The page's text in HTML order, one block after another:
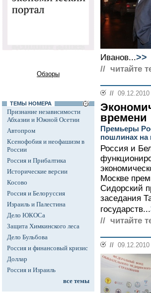
Обзоры
ТЕМЫ НОМЕРА
Признание независимости
Абхазии и Южной Осетии
Автопром
Ксенофобия и неофашизм в
России
Россия и Прибалтика
Исторические версии
Косово
Россия и Белоруссия
Израиль и Палестина
Дело ЮКОСа
Защита Химкинского леса
Дело Бульбова
Россия и финансовый кризис
Доллар
Россия и Израиль
все темы
Иванов...>>
// читайте
// 09.12.2010
времени
Премьеры
пошлинах на
Россия и
Москве
Сидорский
заседания
государств...
// читайте
// 09.12.2010